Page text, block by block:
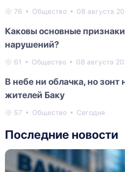
76 Общество 08 августа
Каковы основные
нарушений?
61 Общество 08 августа
В небе ни облачка, но
жителей Баку
57 Общество Сегодня
Последние новости